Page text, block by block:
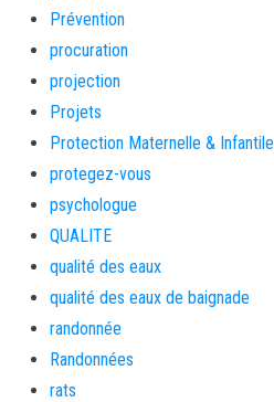
Prévention
procuration
projection
Projets
Protection Maternelle & Infantile
protegez-vous
psychologue
QUALITE
qualité des eaux
qualité des eaux de baignade
randonnée
Randonnées
rats